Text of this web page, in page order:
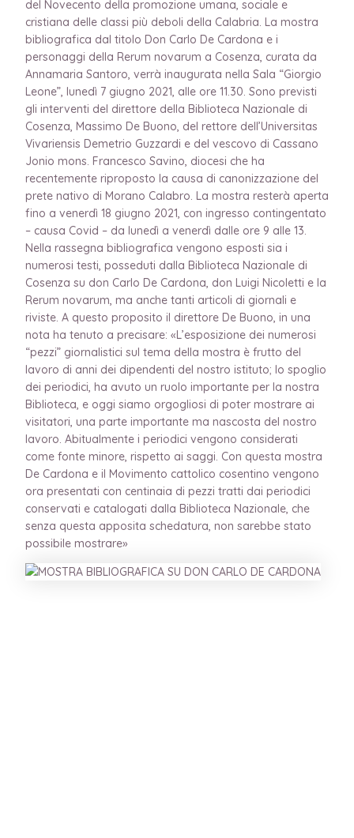
del Novecento della promozione umana, sociale e
cristiana delle classi più deboli della Calabria. La mostra
bibliografica dal titolo Don Carlo De Cardona e i
personaggi della Rerum novarum a Cosenza, curata da
Annamaria Santoro, verrà inaugurata nella Sala “Giorgio
Leone”, lunedì 7 giugno 2021, alle ore 11.30. Sono previsti
gli interventi del direttore della Biblioteca Nazionale di
Cosenza, Massimo De Buono, del rettore dell’Universitas
Vivariensis Demetrio Guzzardi e del vescovo di Cassano
Jonio mons. Francesco Savino, diocesi che ha
recentemente riproposto la causa di canonizzazione del
prete nativo di Morano Calabro. La mostra resterà aperta
fino a venerdì 18 giugno 2021, con ingresso contingentato
– causa Covid – da lunedì a venerdì dalle ore 9 alle 13.
Nella rassegna bibliografica vengono esposti sia i
numerosi testi, posseduti dalla Biblioteca Nazionale di
Cosenza su don Carlo De Cardona, don Luigi Nicoletti e la
Rerum novarum, ma anche tanti articoli di giornali e
riviste. A questo proposito il direttore De Buono, in una
nota ha tenuto a precisare: «L’esposizione dei numerosi
“pezzi” giornalistici sul tema della mostra è frutto del
lavoro di anni dei dipendenti del nostro istituto; lo spoglio
dei periodici, ha avuto un ruolo importante per la nostra
Biblioteca, e oggi siamo orgogliosi di poter mostrare ai
visitatori, una parte importante ma nascosta del nostro
lavoro. Abitualmente i periodici vengono considerati
come fonte minore, rispetto ai saggi. Con questa mostra
De Cardona e il Movimento cattolico cosentino vengono
ora presentati con centinaia di pezzi tratti dai periodici
conservati e catalogati dalla Biblioteca Nazionale, che
senza questa apposita schedatura, non sarebbe stato
possibile mostrare»